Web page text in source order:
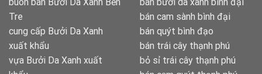
Tre
cung cấp Bưởi Da Xanh
xuất khẩu
vựa Bưởi Da Xanh xuất
bán cam sành bình đại
bán quýt bình đạo
bán trái cây thạnh phú
bỏ sỉ trái cây thạnh phú